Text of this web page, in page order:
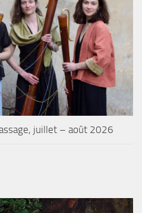
juillet – août 2026